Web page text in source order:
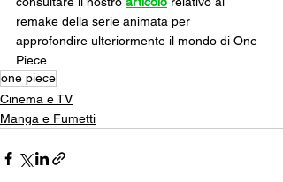
remake della serie animata per
approfondire ulteriormente il mondo di One
Piece.
one piece
Cinema e TV
Manga e Fumetti